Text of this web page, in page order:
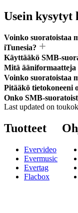
Usein kysytyt
Voinko suoratoistaa
iTunesia?
Käyttääkö SMB-
Mitä ääniformaatteja
Voinko suoratoistaa
Pitääkö tietokoneeni
Onko SMB-
Last updated on
Tuotteet
Evervideo
Evermusic
Evertag
Flacbox